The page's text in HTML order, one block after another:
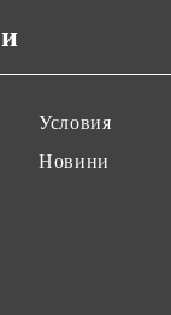
Условия
Новини